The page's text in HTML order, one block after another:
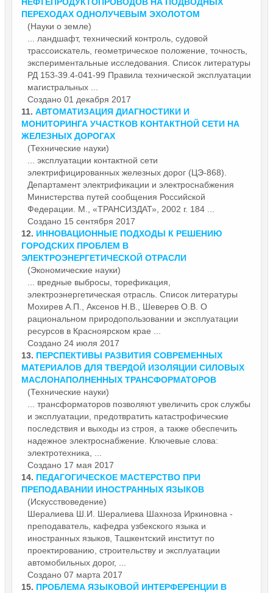
ПЕРЕХОДАХ ОДНОЛУЧЕВЫМ ЭХОЛОТОМ
(Науки о земле)
... ландшафт, технический контроль, судовой
трассоискатель, геометрическое положение, точность,
экспериментальные исследования. Список литературы
РД 153-39.4-041-99 Правила технической эксплуатации
магистральных ...
Создано 01 декабря 2017
11. АВТОМАТИЗАЦИЯ ДИАГНОСТИКИ И
МОНИТОРИНГА УЧАСТКОВ КОНТАКТНОЙ СЕТИ НА
ЖЕЛЕЗНЫХ ДОРОГАХ
(Технические науки)
эксплуатации контактной сети
электрифицированных железных дорог (ЦЭ-868).
Департамент электрификации и электроснабжения
Министерства путей сообщения Российской
Федерации. М., «ТРАНСИЗДАТ», 2002 г. 184 ...
Создано 15 сентября 2017
12. ИННОВАЦИОННЫЕ ПОДХОДЫ К РЕШЕНИЮ
ГОРОДСКИХ ПРОБЛЕМ В
ЭЛЕКТРОЭНЕРГЕТИЧЕСКОЙ ОТРАСЛИ
(Экономические науки)
... вредные выбросы, торефикация,
электроэнергетическая отрасль. Список литературы
Мохирев А.П., Аксенов Н.В., Шеверев О.В. О
рациональном природопользовании и эксплуатации
ресурсов в Красноярском крае ...
Создано 24 июля 2017
13. ПЕРСПЕКТИВЫ РАЗВИТИЯ СОВРЕМЕННЫХ
МАТЕРИАЛОВ ДЛЯ ТВЕРДОЙ ИЗОЛЯЦИИ СИЛОВЫХ
МАСЛОНАПОЛНЕННЫХ ТРАНСФОРМАТОРОВ
(Технические науки)
... трансформаторов позволяют увеличить срок службы
и эксплуатации , предотвратить катастрофические
последствия и выходы из строя, а также обеспечить
надежное электроснабжение. Ключевые слова:
электротехника, ...
Создано 17 мая 2017
14. ПЕДАГОГИЧЕСКОЕ МАСТЕРСТВО ПРИ
ПРЕПОДАВАНИИ ИНОСТРАННЫХ ЯЗЫКОВ
(Искусствоведение)
Шералиева Ш.И. Шералиева Шахноза Иркиновна -
преподаватель, кафедра узбекского языка и
иностранных языков, Ташкентский институт по
проектированию, строительству и эксплуатации
автомобильных дорог, ...
Создано 07 марта 2017
15. ПРОБЛЕМА ЯЗЫКОВОЙ ИНТЕРФЕРЕНЦИИ В